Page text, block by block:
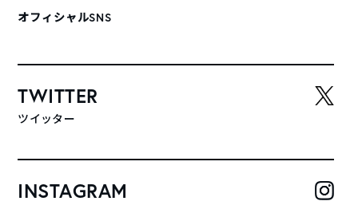
オフィシャルSNS
TWITTER
ツイッター
INSTAGRAM